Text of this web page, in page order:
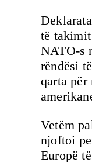
të
NATO-s
rëndësi
qarta për
Vetëm
njoftoi
Europë